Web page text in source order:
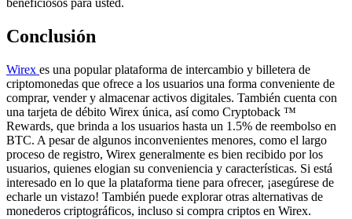
beneficiosos para usted.
Conclusión
Wirex es una popular plataforma de intercambio y billetera de
criptomonedas que ofrece a los usuarios una forma conveniente de
comprar, vender y almacenar activos digitales. También cuenta con
una tarjeta de débito Wirex única, así como Cryptoback ™
Rewards, que brinda a los usuarios hasta un 1.5% de reembolso en
BTC. A pesar de algunos inconvenientes menores, como el largo
proceso de registro, Wirex generalmente es bien recibido por los
usuarios, quienes elogian su conveniencia y características. Si está
interesado en lo que la plataforma tiene para ofrecer, ¡asegúrese de
echarle un vistazo! También puede explorar otras alternativas de
monederos criptográficos, incluso si compra criptos en Wirex.